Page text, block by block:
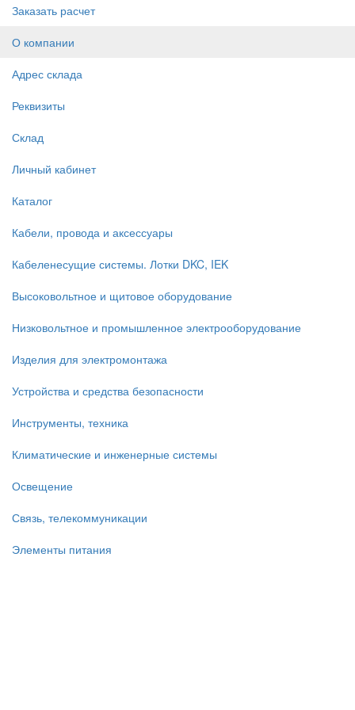
Заказать расчет
О компании
Адрес склада
Реквизиты
Склад
Личный кабинет
Каталог
Кабели, провода и аксессуары
Кабеленесущие системы. Лотки DKC, IEK
Высоковольтное и щитовое оборудование
Низковольтное и промышленное электрооборудование
Изделия для электромонтажа
Устройства и средства безопасности
Инструменты, техника
Климатические и инженерные системы
Освещение
Связь, телекоммуникации
Элементы питания